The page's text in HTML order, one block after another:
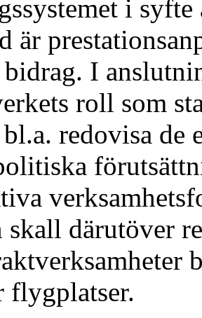
i
är
I
roll som
redovisa de
skall därutöver
flygplatser.